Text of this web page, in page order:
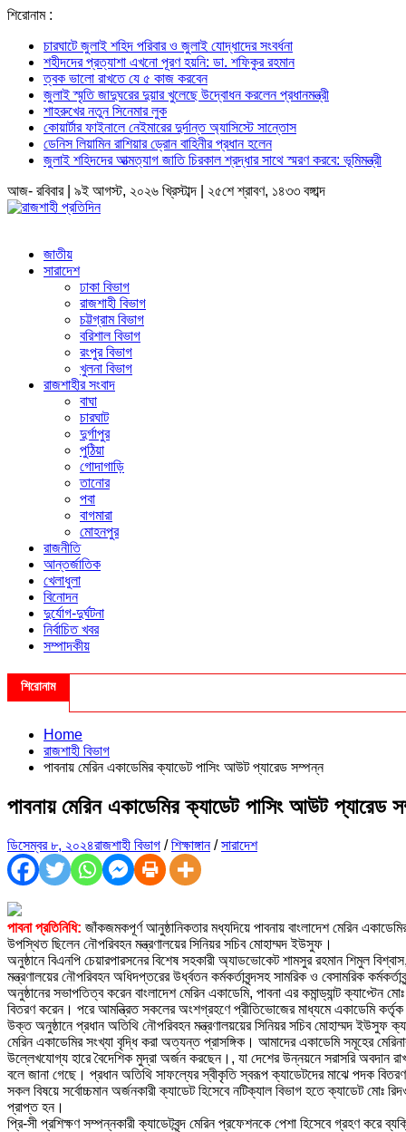
শিরোনাম :
চারঘাটে জুলাই শহিদ পরিবার ও জুলাই যোদ্ধাদের সংবর্ধনা
শহীদদের প্রত্যাশা এখনো পূরণ হয়নি: ডা. শফিকুর রহমান
ত্বক ভালো রাখতে যে ৫ কাজ করবেন
জুলাই স্মৃতি জাদুঘরের দুয়ার খুলেছে উদ্বোধন করলেন প্রধানমন্ত্রী
শাহরুখের নতুন সিনেমার লুক
কোয়ার্টার ফাইনালে নেইমারের দুর্দান্ত অ্যাসিস্টে সান্তোস
ডেনিস লিয়ামিন রাশিয়ার ড্রোন বাহিনীর প্রধান হলেন
জুলাই শহিদদের আত্মত্যাগ জাতি চিরকাল শ্রদ্ধার সাথে স্মরণ করবে: ভূমিমন্ত্রী
আজ- রবিবার | ৯ই আগস্ট, ২০২৬ খ্রিস্টাব্দ | ২৫শে শ্রাবণ, ১৪৩৩ বঙ্গাব্দ
জাতীয়
সারাদেশ
ঢাকা বিভাগ
রাজশাহী বিভাগ
চট্টগ্রাম বিভাগ
বরিশাল বিভাগ
রংপুর বিভাগ
খুলনা বিভাগ
রাজশাহীর সংবাদ
বাঘা
চারঘাট
দুর্গাপুর
পুঠিয়া
গোদাগাড়ি
তানোর
পবা
বাগমারা
মোহনপুর
রাজনীতি
আন্তর্জাতিক
খেলাধুলা
বিনোদন
দুর্যোগ-দুর্ঘটনা
নির্বাচিত খবর
সম্পাদকীয়
শিরোনাম
Home
রাজশাহী বিভাগ
পাবনায় মেরিন একাডেমির ক্যাডেট পাসিং আউট প্যারেড সম্পন্ন
পাবনায় মেরিন একাডেমির ক্যাডেট পাসিং আউট প্যারেড
ডিসেম্বর ৮, ২০২৪রাজশাহী বিভাগ /শিক্ষাঙ্গান/সারাদেশ
পাবনা প্রতিনিধি: জাঁকজমকপূর্ণ আনুষ্ঠানিকতার মধ্যদিয়ে পাবনায় বাংলাদেশ মেরিন
উপস্থিত ছিলেন নৌপরিবহন মন্ত্রণালয়ের সিনিয়র সচিব মোহাম্মদ ইউসুফ।
অনুষ্ঠানে বিএনপি চেয়ারপারসনের বিশেষ সহকারী অ্যাডভোকেট শামসুর রহমান শিমুল
মন্ত্রণালয়ের নৌপরিবহন অধিদপ্তরের উর্ধ্বতন কর্মকর্তাবৃন্দসহ সামরিক ও বেসামরিক
অনুষ্ঠানের সভাপতিত্ব করেন বাংলাদেশ মেরিন একাডেমি, পাবনা এর কমান্ড্যান্ট
বিতরণ করেন। পরে আমন্ত্রিত সকলের অংশগ্রহণে প্রীতিভোজের মাধ্যমে একাডেমি
উক্ত অনুষ্ঠানে প্রধান অতিথি নৌপরিবহন মন্ত্রণালয়য়ের সিনিয়র সচিব মোহাম্মদ ইউসুফ
মেরিন একাডেমির সংখ্যা বৃদ্ধি করা অত্যন্ত প্রাসঙ্গিক। আমাদের একাডেমি সমূহের
উল্লেখযোগ্য হারে বৈদেশিক মুদ্রা অর্জন করছেন।, যা দেশের উন্নয়নে সরাসরি অবদান
বলে জানা গেছে। প্রধান অতিথি সাফল্যের স্বীকৃতি স্বরূপ ক্যাডেটদের মাঝে পদক
সকল বিষয়ে সর্বোচ্চমান অর্জনকারী ক্যাডেট হিসেবে নটিক্যাল বিভাগ হতে ক্যাডেট মোঃ
প্রাপ্ত হন।
প্রি-সী প্রশিক্ষণ সম্পন্নকারী ক্যাডেটবৃন্দ মেরিন প্রফেশনকে পেশা হিসেবে গ্রহণ করে